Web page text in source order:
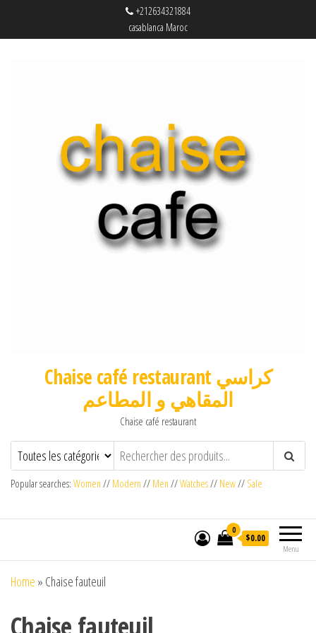
+212634321884
casablanca Maroc
Chaise café restaurant كراسي
المقاهي و المطاعم
Chaise café restaurant
Popular searches: Women // Modern // Men //Watches// New// Sale
Menu
0
$0.00
Home » Chaise fauteuil
Chaise fauteuil